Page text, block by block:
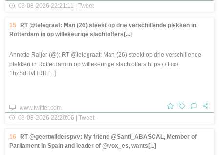
08-08-2026 22:21:11 | Tweet
15 RT @telegraaf: Man (26) steekt op drie verschillende plekken in
Rotterdam in op willekeurige slachtoffers[...]
Annette Raijer (@): RT @telegraaf: Man (26) steekt op drie verschillende
plekken in Rotterdam in op willekeurige slachtoffers https:/ / t.co/
1hzSdHvHRH [...]
www.twitter.com
08-08-2026 22:20:06 | Tweet
16
RT @geertwilderspvv: My friend @Santi_ABASCAL, Member of
Parliament in Spain and leader of @vox_es, wants[...]